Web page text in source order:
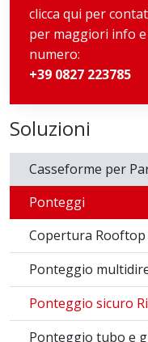
Richiedi Bim
Questo
a noleggio
clicca qui per
per maggiori info
numero:
+39 0827 223785
Soluzioni
Casseforme per